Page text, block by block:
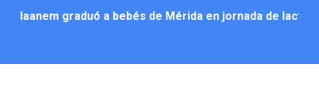
Iaanem graduó a bebés de Mérida en jornada de